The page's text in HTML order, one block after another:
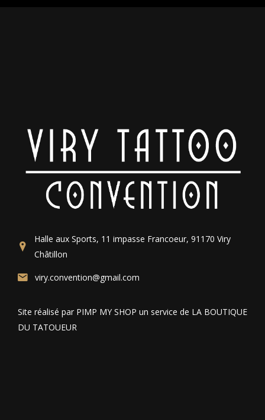
Halle aux Sports, 11 impasse Francoeur, 91170 Viry
Châtillon
viry.convention@gmail.com
Site réalisé par PIMP MY SHOP un service de LA BOUTIQUE
DU TATOUEUR